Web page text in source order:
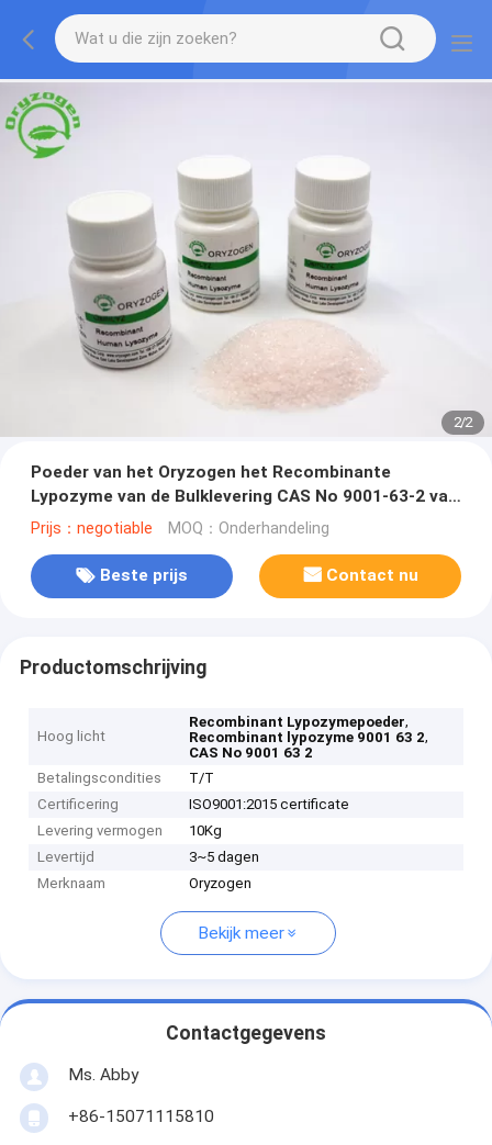
2/2
Poeder van het Oryzogen het Recombinante
Lypozyme van de Bulklevering CAS No 9001-63-2 van
het Rijstplatform
Prijs：negotiable MOQ：Onderhandeling
Beste prijs Contact nu
Productomschrijving
Hoog licht
Recombinant Lypozymepoeder,
Recombinant lypozyme 9001 63 2,
CAS No 9001 63 2
Betalingscondities
T/T
Certificering
ISO9001:2015 certificate
Levering vermogen
10Kg
Levertijd
3~5 dagen
Merknaam
Oryzogen
Bekijk meer
Contactgegevens
Ms. Abby
+86-15071115810